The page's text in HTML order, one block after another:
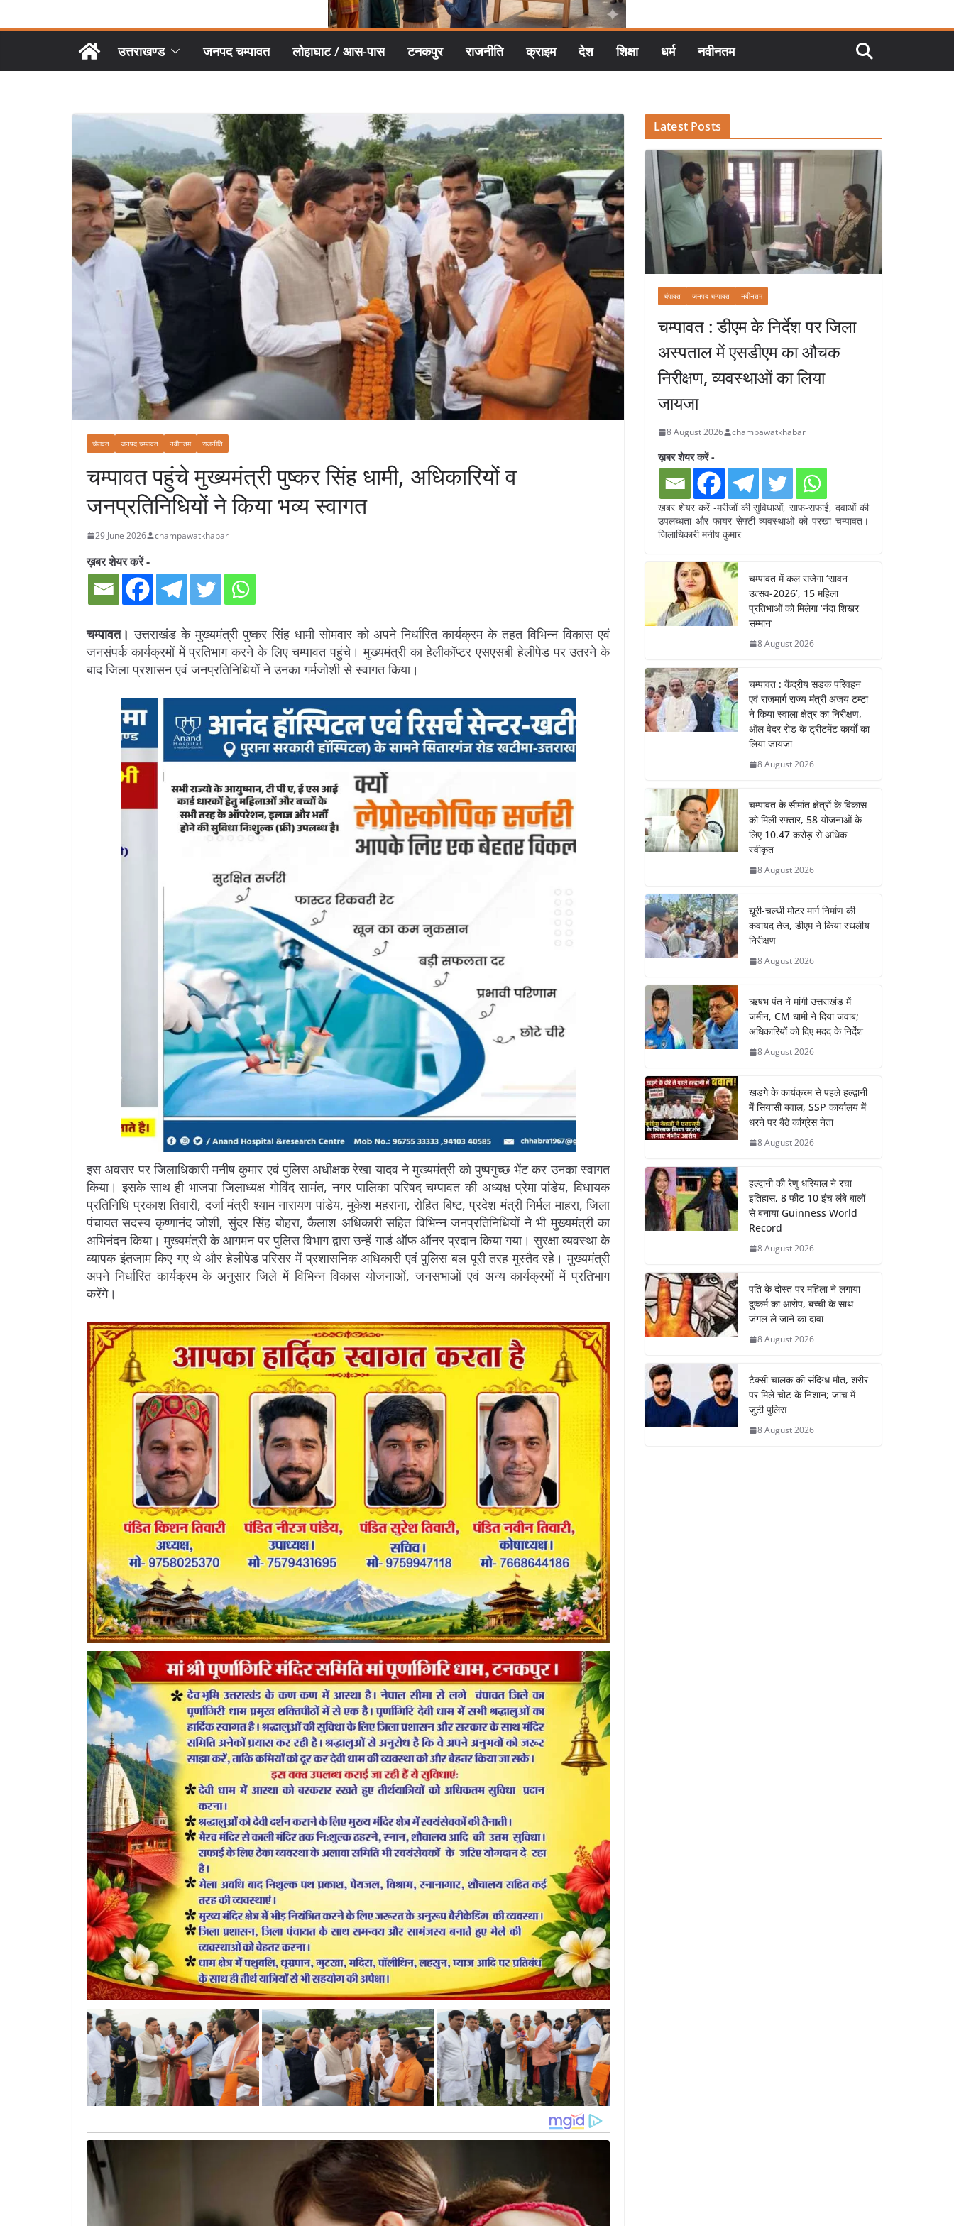
उत्तराखण्ड जनपद चम्पावत लोहाघाट / आस-पास टनकपुर राजनीति क्राइम देश शिक्षा धर्म नवीनतम
चंपावत जनपद चम्पावत नवीनतम राजनीति
चम्पावत पहुंचे मुख्यमंत्री पुष्कर सिंह धामी, अधिकारियों व
जनप्रतिनिधियों ने किया भव्य स्वागत
29 June 2026 champawatkhabar
ख़बर शेयर करें -
चम्पावत। उत्तराखंड के मुख्यमंत्री पुष्कर सिंह धामी सोमवार को अपने निर्धारित कार्यक्रम के तहत विभिन्न विकास एवं
जनसंपर्क कार्यक्रमों में प्रतिभाग करने के लिए चम्पावत पहुंचे। मुख्यमंत्री का हेलीकॉप्टर एसएसबी हेलीपेड पर उतरने के
बाद जिला प्रशासन एवं जनप्रतिनिधियों ने उनका गर्मजोशी से स्वागत किया।
इस अवसर पर जिलाधिकारी मनीष कुमार एवं पुलिस अधीक्षक रेखा यादव ने मुख्यमंत्री को पुष्पगुच्छ भेंट कर उनका स्वागत
किया। इसके साथ ही भाजपा जिलाध्यक्ष गोविंद सामंत, नगर पालिका परिषद चम्पावत की अध्यक्ष प्रेमा पांडेय, विधायक
प्रतिनिधि प्रकाश तिवारी, दर्जा मंत्री श्याम नारायण पांडेय, मुकेश महराना, रोहित बिष्ट, प्रदेश मंत्री निर्मल माहरा, जिला
पंचायत सदस्य कृष्णानंद जोशी, सुंदर सिंह बोहरा, कैलाश अधिकारी सहित विभिन्न जनप्रतिनिधियों ने भी मुख्यमंत्री का
अभिनंदन किया। मुख्यमंत्री के आगमन पर पुलिस विभाग द्वारा उन्हें गार्ड ऑफ ऑनर प्रदान किया गया। सुरक्षा व्यवस्था के
व्यापक इंतजाम किए गए थे और हेलीपेड परिसर में प्रशासनिक अधिकारी एवं पुलिस बल पूरी तरह मुस्तैद रहे। मुख्यमंत्री
अपने निर्धारित कार्यक्रम के अनुसार जिले में विभिन्न विकास योजनाओं, जनसभाओं एवं अन्य कार्यक्रमों में प्रतिभाग
करेंगे।
Latest Posts
चंपावत जनपद चम्पावत नवीनतम
चम्पावत : डीएम के निर्देश पर जिला
अस्पताल में एसडीएम का औचक
निरीक्षण, व्यवस्थाओं का लिया
जायजा
8 August 2026 champawatkhabar
ख़बर शेयर करें -
ख़बर शेयर करें -मरीजों की सुविधाओं, साफ-सफाई, दवाओं की
उपलब्धता और फायर सेफ्टी व्यवस्थाओं को परखा चम्पावत।
जिलाधिकारी मनीष कुमार
चम्पावत में कल सजेगा ‘सावन
उत्सव-2026’, 15 महिला
प्रतिभाओं को मिलेगा ‘नंदा शिखर
सम्मान’
8 August 2026
चम्पावत : केंद्रीय सड़क परिवहन
एवं राजमार्ग राज्य मंत्री अजय टम्टा
ने किया स्वाला क्षेत्र का निरीक्षण,
ऑल वेदर रोड के ट्रीटमेंट कार्यों का
लिया जायजा
8 August 2026
चम्पावत के सीमांत क्षेत्रों के विकास
को मिली रफ्तार, 58 योजनाओं के
लिए 10.47 करोड़ से अधिक
स्वीकृत
8 August 2026
द्यूरी-चल्थी मोटर मार्ग निर्माण की
कवायद तेज, डीएम ने किया स्थलीय
निरीक्षण
8 August 2026
ऋषभ पंत ने मांगी उत्तराखंड में
जमीन, CM धामी ने दिया जवाब;
अधिकारियों को दिए मदद के निर्देश
8 August 2026
खड़गे के कार्यक्रम से पहले हल्द्वानी
में सियासी बवाल, SSP कार्यालय में
धरने पर बैठे कांग्रेस नेता
8 August 2026
हल्द्वानी की रेणु धरियाल ने रचा
इतिहास, 8 फीट 10 इंच लंबे बालों
से बनाया Guinness World
Record
8 August 2026
पति के दोस्त पर महिला ने लगाया
दुष्कर्म का आरोप, बच्ची के साथ
जंगल ले जाने का दावा
8 August 2026
टैक्सी चालक की संदिग्ध मौत, शरीर
पर मिले चोट के निशान; जांच में
जुटी पुलिस
8 August 2026